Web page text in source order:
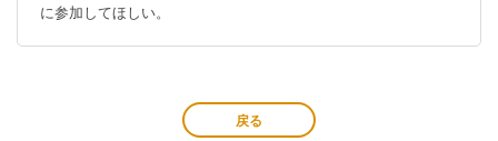
に参加してほしい。
戻る